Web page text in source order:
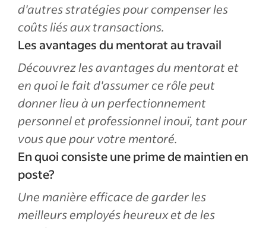
d'autres stratégies pour compenser les
coûts liés aux transactions.
Les avantages du mentorat au travail
Découvrez les avantages du mentorat et
en quoi le fait d'assumer ce rôle peut
donner lieu à un perfectionnement
personnel et professionnel inouï, tant pour
vous que pour votre mentoré.
En quoi consiste une prime de maintien en
poste?
Une manière efficace de garder les
meilleurs employés heureux et de les